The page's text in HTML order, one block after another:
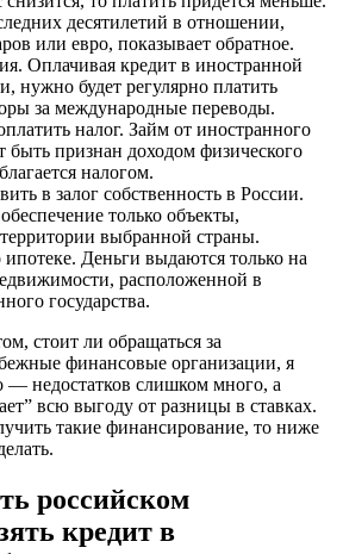
десятилетий в отношении,
или евро, показывает обратное.
Оплачивая кредит в иностранной
нужно будет регулярно платить
за международные переводы.
налог. Займ от иностранного
быть признан доходом физического
налогом.
в залог собственность в России.
только объекты,
выбранной страны.
Деньги выдаются только на
расположенной в
государства.
стоит ли обращаться за
финансовые организации, я
— недостатков слишком много, а
всю выгоду от разницы в ставках.
такие финансирование, то ниже
российском
кредит в